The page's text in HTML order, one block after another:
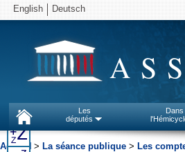
English Deutsch
Les
députés
Dans
Accueil > La séance publique > Les